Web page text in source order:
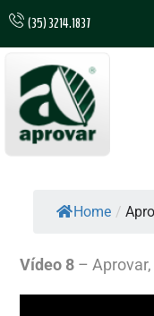
(35) 3214.1837
Home /
Vídeo 8 –